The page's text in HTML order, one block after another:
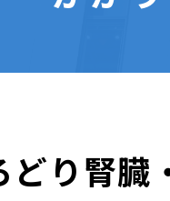
どり腎臓